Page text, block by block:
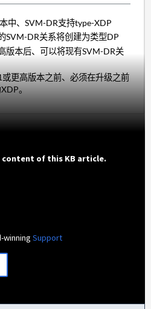
中、SVM-DR支持type-XDP
SVM-DR关系将创建为类型DP
版本后、可以将现有SVM-DR关
更高版本之前、必须在升级之前
。
of this KB article.
winningSupport